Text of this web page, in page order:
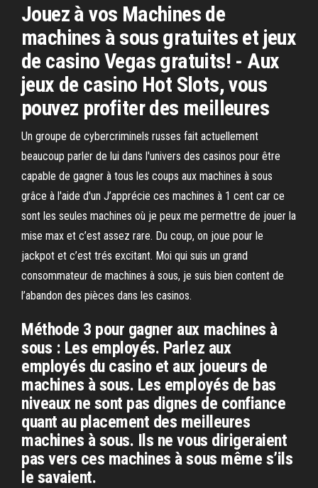
Jouez à vos Machines de
machines à sous gratuites et jeux
de casino Vegas gratuits! - Aux
jeux de casino Hot Slots, vous
pouvez profiter des meilleures
Un groupe de cybercriminels russes fait actuellement
beaucoup parler de lui dans l'univers des casinos pour être
capable de gagner à tous les coups aux machines à sous
grâce à l'aide d'un J’apprécie ces machines à 1 cent car ce
sont les seules machines où je peux me permettre de jouer la
mise max et c’est assez rare. Du coup, on joue pour le
jackpot et c’est trés excitant. Moi qui suis un grand
consommateur de machines à sous, je suis bien content de
l’abandon des pièces dans les casinos.
Méthode 3 pour gagner aux machines à
sous : Les employés. Parlez aux
employés du casino et aux joueurs de
machines à sous. Les employés de bas
niveaux ne sont pas dignes de confiance
quant au placement des meilleures
machines à sous. Ils ne vous dirigeraient
pas vers ces machines à sous même s’ils
le savaient.